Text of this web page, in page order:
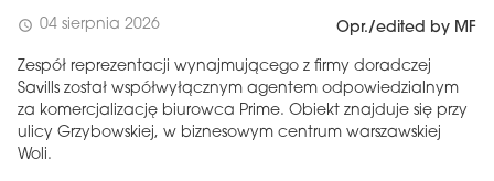
schedule 04 sierpnia 2026 Opr./edited by MF
Zespół reprezentacji wynajmującego z firmy doradczej
Savills został współwyłącznym agentem odpowiedzialnym
za komercjalizację biurowca Prime. Obiekt znajduje się przy
ulicy Grzybowskiej, w biznesowym centrum warszawskiej
Woli.